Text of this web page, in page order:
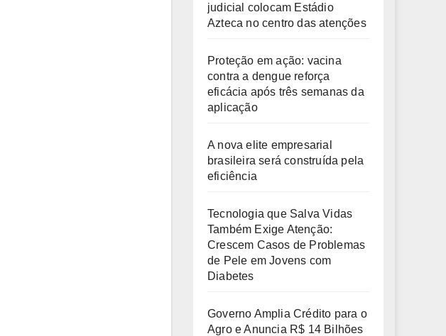
judicial colocam Estádio
Azteca no centro das atenções
Proteção em ação: vacina
contra a dengue reforça
eficácia após três semanas da
aplicação
A nova elite empresarial
brasileira será construída pela
eficiência
Tecnologia que Salva Vidas
Também Exige Atenção:
Crescem Casos de Problemas
de Pele em Jovens com
Diabetes
Governo Amplia Crédito para o
Agro e Anuncia R$ 14 Bilhões